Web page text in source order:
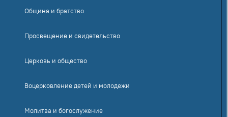
Община и братство
Просвещение и свидетельство
Церковь и общество
Воцерковление детей и молодежи
Молитва и богослужение